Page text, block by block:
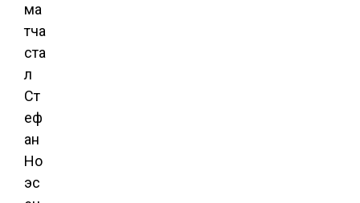
ма
тча
ста
л
Ст
еф
ан
Но
эс